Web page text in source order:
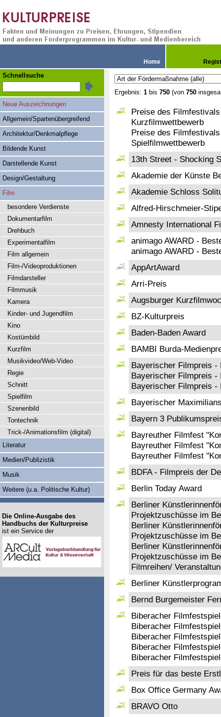
Home
Ergebnis: 1 bis 750 (von 750
Preise des
Kurzfilmwettbewerb
Preise des
Spielfilmwettbewerb
13th Street - Shocking
Akademie der Künste
Akademie Schloss
Alfred-Hirschmeier-
Amnesty International
animago AWARD -
animago AWARD -
AppArtAward
Arri-Preis
Augsburger
BZ-Kulturpreis
Baden-Baden Award
BAMBI Burda-
Bayerischer Filmpreis -
Bayerischer Filmpreis -
Bayerischer Filmpreis -
Bayerischer
Bayern 3
Bayreuther Filmfest
Bayreuther Filmfest
Bayreuther Filmfest
BDFA - Filmpreis der
Berlin Today Award
Berliner
Projektzuschüsse im
Berliner
Projektzuschüsse im
Berliner
Projektzuschüsse im
Filmreihen/
Berliner
Bernd Burgemeister
Biberacher
Biberacher
Biberacher
Biberacher
Biberacher
Preis für das beste
Box Office Germany
BRAVO Otto
Schnellsuche
Neue Auszeichnungen
Allgemein/Spartenübergreifend
Architektur/Denkmalpflege
Bildende Kunst
Darstellende Kunst
Design/Gestaltung
Film
besondere Verdienste
Dokumentarfilm
Drehbuch
Experimentalfilm
Film allgemein
Film-/Videoproduktionen
Filmdarsteller
Filmmusik
Kamera
Kinder- und Jugendfilm
Kino
Kostümbild
Kurzfilm
Musikvideo/Web-Video
Regie
Schnitt
Spielfilm
Szenenbild
Tontechnik
Trick-/Animationsfilm (digital)
Literatur
Medien/Publizistik
Musik
Weitere (u.a. Politische Kultur)
Die Online-Ausgabe des
Handbuchs der Kulturpreise
ist ein Service der